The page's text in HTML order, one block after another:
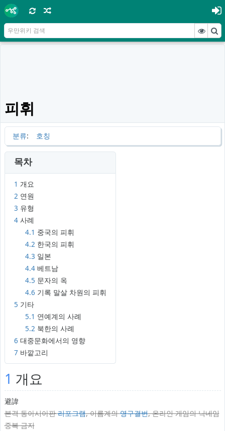
피휘
분류: 호칭
목차
1 개요
2 연원
3 유형
4 사례
4.1 중국의 피휘
4.2 한국의 피휘
4.3 일본
4.4 베트남
4.5 문자의 옥
4.6 기록 말살 차원의 피휘
5 기타
5.1 연예계의 사례
5.2 북한의 사례
6 대중문화에서의 영향
7 바깥고리
1 개요
避諱
본격 동아시아판리포그램, 이름계의영구결번, 온라인 게임의 닉네임
중복 금지